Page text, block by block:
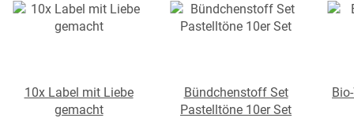
10x Label mit Liebe
gemacht
Bündchenstoff Set
Pastelltöne 10er Set